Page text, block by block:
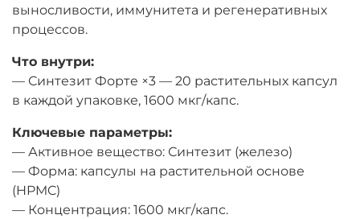
выносливости, иммунитета и регенеративных
процессов.
Что внутри:
— Синтезит Форте ×3 — 20 растительных капсул
в каждой упаковке, 1600 мкг/капс.
Ключевые параметры:
— Активное вещество: Синтезит (железо)
— Форма: капсулы на растительной основе
(HPMC)
— Концентрация: 1600 мкг/капс.